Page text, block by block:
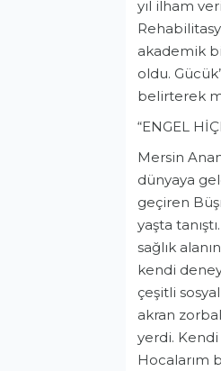
yıl ilham
akademik
oldu.
belirterek
“ENGEL
Mersin
dünyaya
geçiren
yaşta
sağlık
kendi
çeşitli
akran
yerdi.
Hocalarım